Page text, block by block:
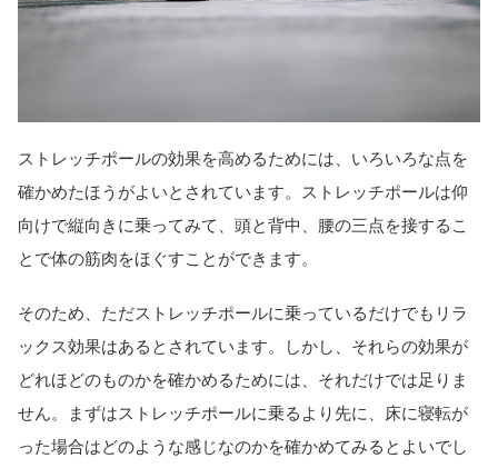
ストレッチポールの効果を高めるためには、いろいろな点を
確かめたほうがよいとされています。ストレッチポールは仰
向けで縦向きに乗ってみて、頭と背中、腰の三点を接するこ
とで体の筋肉をほぐすことができます。
そのため、ただストレッチポールに乗っているだけでもリラ
ックス効果はあるとされています。しかし、それらの効果が
どれほどのものかを確かめるためには、それだけでは足りま
せん。まずはストレッチポールに乗るより先に、床に寝転が
った場合はどのような感じなのかを確かめてみるとよいでし